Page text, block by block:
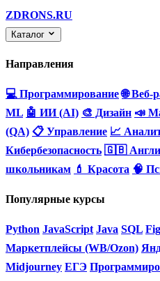
ZDRONS.RU
Каталог
Направления
💻 Программирование 🌐 Веб-
ML 🤖 ИИ (AI) 🎨 Дизайн 📣
(QA) 📋 Управление 📈
Кибербезопасность 🇬🇧
школьникам 💄 Красота 🧠
Популярные курсы
Python JavaScript Java SQL
Маркетплейсы (WB/Ozon)
Midjourney ЕГЭ